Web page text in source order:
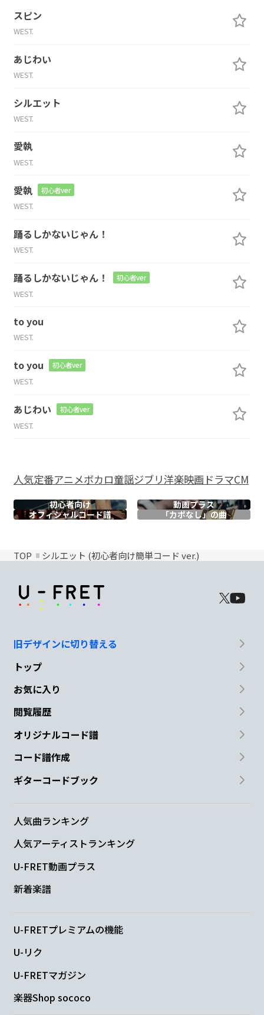
スピン
WEST.
あじわい
WEST.
シルエット
WEST.
愛執
WEST.
愛執 初心者ver
WEST.
踊るしかないじゃん！
WEST.
踊るしかないじゃん！ 初心者ver
WEST.
to you
WEST.
to you 初心者ver
WEST.
あじわい 初心者ver
WEST.
人気定番アニメボカロ童謡ジブリ洋楽映画ドラマCM
初心者向け
動画プラス
オフィシャルコード譜 「カポなし」の曲
TOP シルエット (初心者向け簡単コード ver.)
旧デザインに切り替える
トップ
お気に入り
閲覧履歴
オリジナルコード譜
コード譜作成
ギターコードブック
人気曲ランキング
人気アーティストランキング
U-FRET動画プラス
新着楽譜
U-FRETプレミアムの機能
U-リク
U-FRETマガジン
楽器Shop sococo